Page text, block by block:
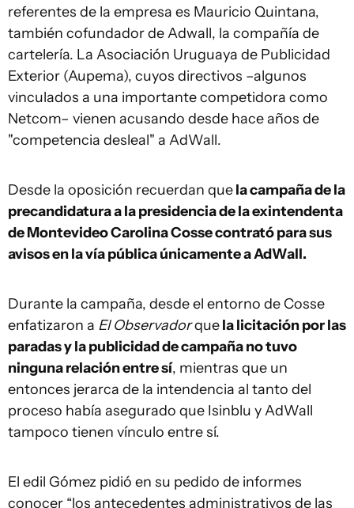
referentes de la empresa es Mauricio Quintana,
también cofundador de Adwall, la compañía de
cartelería. La Asociación Uruguaya de Publicidad
Exterior (Aupema), cuyos directivos –algunos
vinculados a una importante competidora como
Netcom– vienen acusando desde hace años de
"competencia desleal" a AdWall.
Desde la oposición recuerdan quela campaña de la
precandidatura a la presidencia de la exintendenta
de Montevideo Carolina Cosse contrató para sus
avisos en la vía pública únicamente a AdWall.
Durante la campaña, desde el entorno de Cosse
enfatizaron a El Observadorquela licitación por las
paradas y la publicidad de campaña no tuvo
ninguna relación entre sí, mientras que un
entonces jerarca de la intendencia al tanto del
proceso había asegurado que Isinblu y AdWall
tampoco tienen vínculo entre sí.
El edil Gómez pidió en su pedido de informes
conocer “los antecedentes administrativos de las